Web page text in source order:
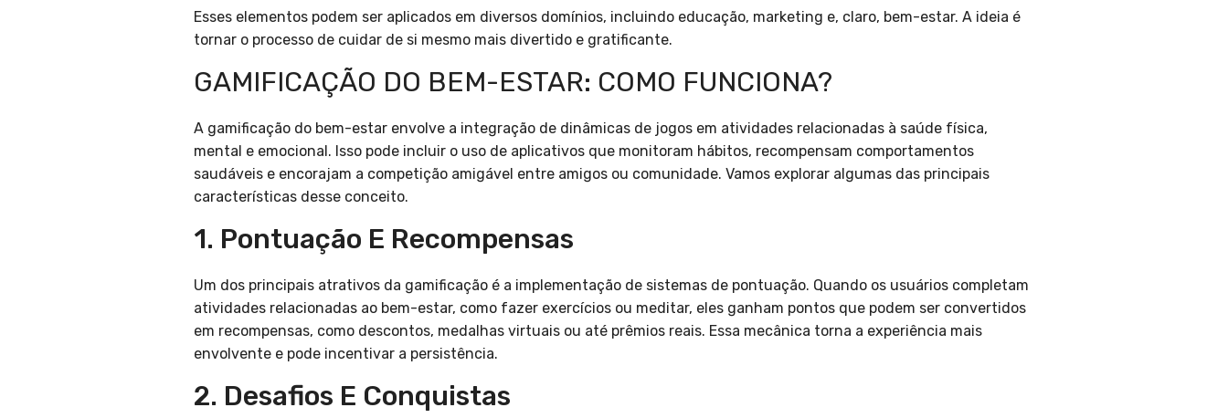
Esses elementos podem ser aplicados em diversos domínios, incluindo educação, marketing e, claro, bem-estar. A ideia é
tornar o processo de cuidar de si mesmo mais divertido e gratificante.
GAMIFICAÇÃO DO BEM-ESTAR: COMO FUNCIONA?
A gamificação do bem-estar envolve a integração de dinâmicas de jogos em atividades relacionadas à saúde física,
mental e emocional. Isso pode incluir o uso de aplicativos que monitoram hábitos, recompensam comportamentos
saudáveis e encorajam a competição amigável entre amigos ou comunidade. Vamos explorar algumas das principais
características desse conceito.
1. Pontuação E Recompensas
Um dos principais atrativos da gamificação é a implementação de sistemas de pontuação. Quando os usuários completam
atividades relacionadas ao bem-estar, como fazer exercícios ou meditar, eles ganham pontos que podem ser convertidos
em recompensas, como descontos, medalhas virtuais ou até prêmios reais. Essa mecânica torna a experiência mais
envolvente e pode incentivar a persistência.
2. Desafios E Conquistas